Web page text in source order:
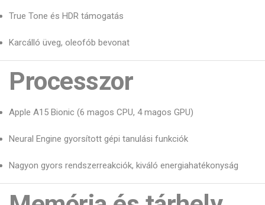
True Tone és HDR támogatás
Karcálló üveg, oleofób bevonat
Processzor
Apple A15 Bionic (6 magos CPU, 4 magos GPU)
Neural Engine gyorsított gépi tanulási funkciók
Nagyon gyors rendszerreakciók, kiváló energiahatékonyság